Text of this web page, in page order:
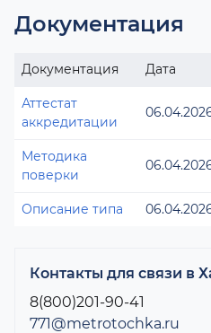
Документация
Документация Дата
Аттестат
аккредитации
Методика
поверки
Описание типа
Контакты для связи в
8(800)201-90-41
771@metrotochka.ru